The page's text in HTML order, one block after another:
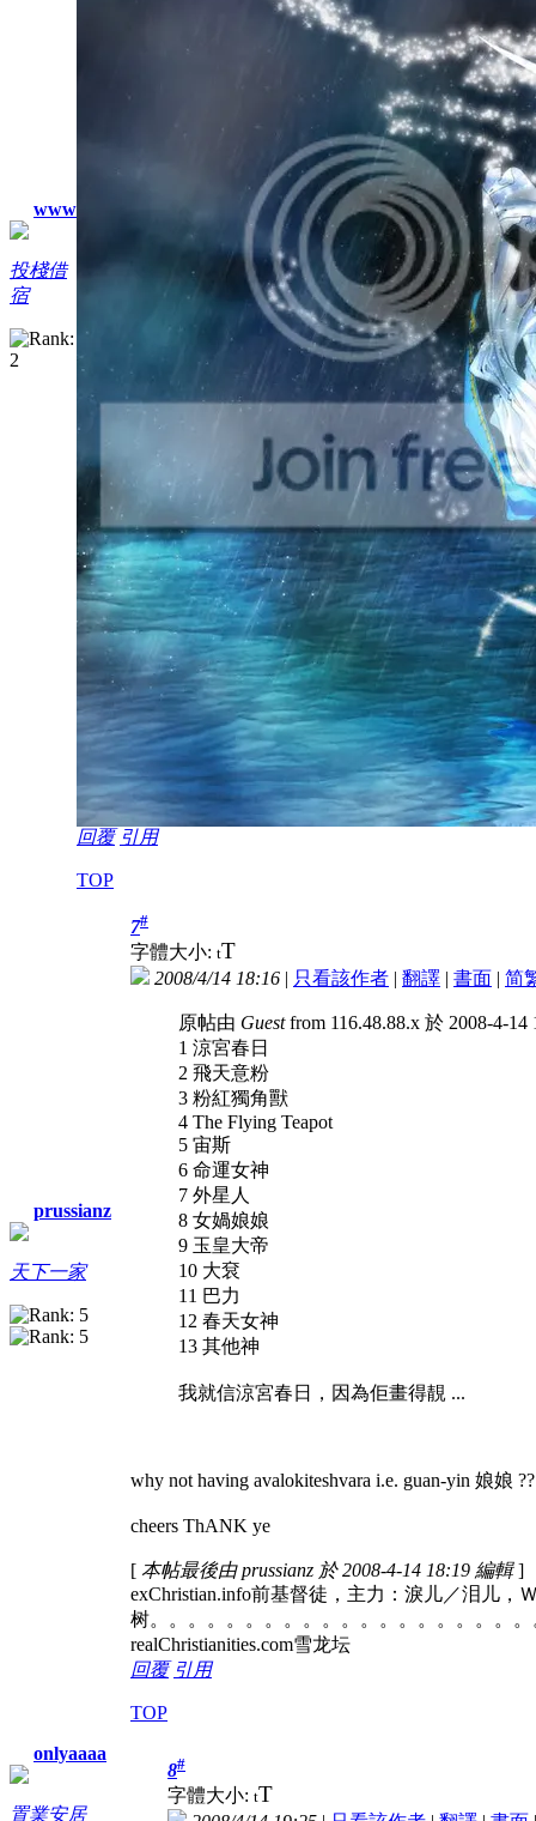
www
投棧借
宿
回覆 引用
TOP
prussianz
天下一家
7#
字體大小: tT
2008/4/14 18:16 | 只看該作者 | 翻譯 | 書面 | 简
原帖由 Guestfrom 116.48.88.x 於 2008-4-
1 涼宮春日
2 飛天意粉
3 粉紅獨角獸
4 The Flying Teapot
5 宙斯
6 命運女神
7 外星人
8 女媧娘娘
9 玉皇大帝
10 大袞
11 巴力
12 春天女神
13 其他神
我就信涼宮春日，因為佢畫得靚 ...
why not having avalokiteshvara i.e. guan-yin 娘娘
cheers ThANK ye
[ 本帖最後由 prussianz 於 2008-4-14 18:19 編輯]
exChristian.info前基督徒，主力：淚儿／泪儿，
树。。。。。。。。。。。。。。。。。。。
realChristianities.com雪龙坛
回覆 引用
TOP
onlyaaaa
置業安居
8#
字體大小: tT